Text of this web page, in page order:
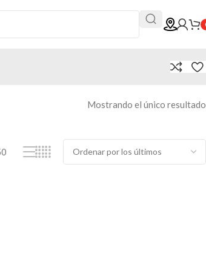
Mostrando el único resultado